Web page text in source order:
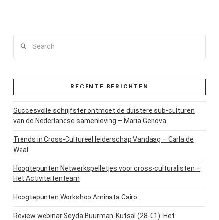
RECENTE BERICHTEN
Succesvolle schrijfster ontmoet de duistere sub-culturen
van de Nederlandse samenleving – Maria Genova
Trends in Cross-Cultureel leiderschap Vandaag – Carla de
Waal
Hoogtepunten Netwerkspelletjes voor cross-culturalisten –
Het Activiteitenteam
Hoogtepunten Workshop Aminata Cairo
Review webinar Seyda Buurman-Kutsal (28-01): Het